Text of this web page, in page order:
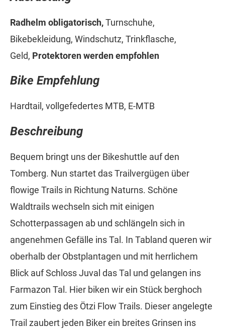
Radhelm obligatorisch,Turnschuhe,
Bikebekleidung, Windschutz, Trinkflasche,
Geld, Protektoren werden empfohlen
Bike Empfehlung
Hardtail, vollgefedertes MTB, E-MTB
Beschreibung
Bequem bringt uns der Bikeshuttle auf den
Tomberg. Nun startet das Trailvergügen über
flowige Trails in Richtung Naturns. Schöne
Waldtrails wechseln sich mit einigen
Schotterpassagen ab und schlängeln sich in
angenehmen Gefälle ins Tal. In Tabland queren wir
oberhalb der Obstplantagen und mit herrlichem
Blick auf Schloss Juval das Tal und gelangen ins
Farmazon Tal. Hier biken wir ein Stück berghoch
zum Einstieg des Ötzi Flow Trails. Dieser angelegte
Trail zaubert jeden Biker ein breites Grinsen ins